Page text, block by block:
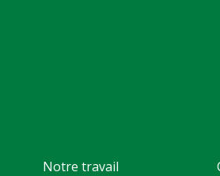
Notre travail